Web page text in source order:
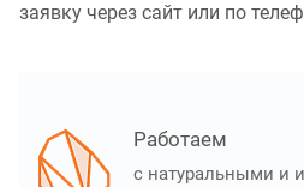
заявку через сайт или по
Работаем
с натуральными и